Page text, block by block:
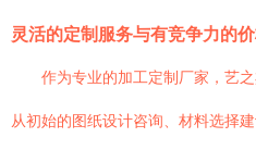
灵活的定制服务与有竞争力的
作为专业的加工定制厂家，艺之
从初始的图纸设计咨询、材料选择